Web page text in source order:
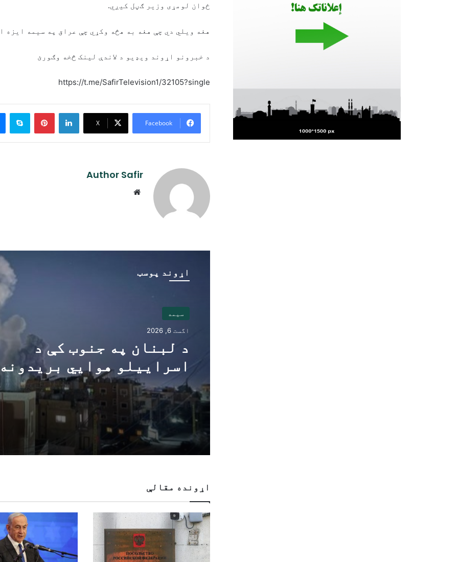
ځوان لومړی وزیر ګڼل کیږي.
هغه ویلي دي چې هغه به هڅه وکړي چې عراق په سیمه ایزه
د خبرونو اړوند ویډیو د لاندې لینک څخه وګورئ
https://t.me/SafirTelevision1/32105?single
Facebook
X
LinkedIn
Pinterest
Author Safir
اړوند پوسټ
سیمه
اگست 6, 2026
د لبنان په جنوب کې د
اسراییلو هوايي
اړونده مقالې